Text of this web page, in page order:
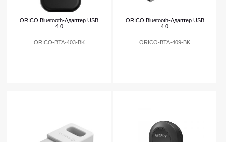
ORICO Bluetooth-Адаптер USB
4.0
ORICO-BTA-403-BK
ORICO Bluetooth-Адаптер USB
4.0
ORICO-BTA-409-BK